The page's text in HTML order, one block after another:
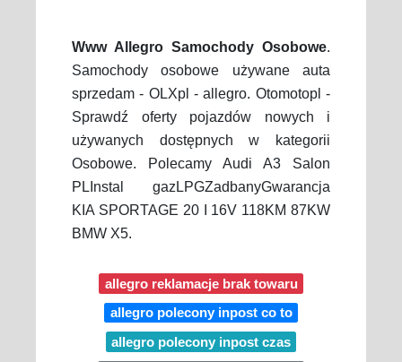
Www Allegro Samochody Osobowe.
Samochody osobowe używane auta
sprzedam - OLXpl - allegro. Otomotopl -
Sprawdź oferty pojazdów nowych i
używanych dostępnych w kategorii
Osobowe. Polecamy Audi A3 Salon
PLInstal gazLPGZadbanyGwarancja
KIA SPORTAGE 20 I 16V 118KM 87KW
BMW X5.
allegro reklamacje brak towaru
allegro polecony inpost co to
allegro polecony inpost czas